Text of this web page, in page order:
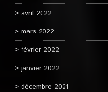
avril 2022
mars 2022
février 2022
janvier 2022
décembre 2021